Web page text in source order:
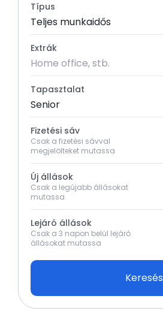
Típus
Teljes munkaidős
Extrák
Home office, stb.
Tapasztalat
Senior
Fizetési sáv
Csak a fizetési sávval
megjelölteket mutassa
Új állások
Csak a legújabb állásokat
mutassa
Lejáró állások
Csak a 3 napon belül lejáró
állásokat mutassa
Keresés